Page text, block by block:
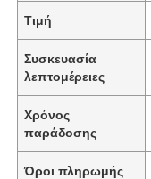
Τιμή
Συσκευασία
λεπτομέρειες
Χρόνος
παράδοσης
Όροι πληρωμής